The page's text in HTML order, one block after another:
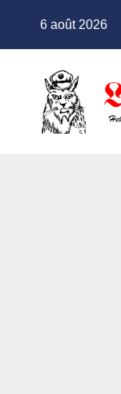
6 août 2026